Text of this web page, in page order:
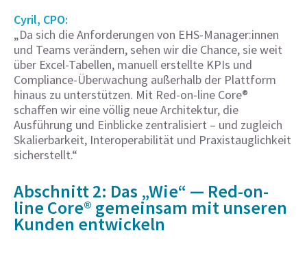
Cyril, CPO:
„Da sich die Anforderungen von EHS-Manager:innen
und Teams verändern, sehen wir die Chance, sie weit
über Excel-Tabellen, manuell erstellte KPIs und
Compliance-Überwachung außerhalb der Plattform
hinaus zu unterstützen. Mit Red-on-line Core®
schaffen wir eine völlig neue Architektur, die
Ausführung und Einblicke zentralisiert – und zugleich
Skalierbarkeit, Interoperabilität und Praxistauglichkeit
sicherstellt.“
Abschnitt 2: Das „Wie“ — Red-on-
line Core® gemeinsam mit unseren
Kunden entwickeln